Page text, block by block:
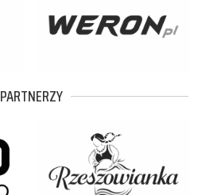
PARTNERZY